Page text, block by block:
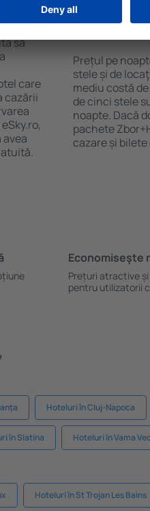
să
care
cazării
Cât costă
Arad?
Prețul pe
stele și de
mediu costă
de cinci stele
noapte. Dacă
pachete
cazare și
Economiseşte
Prețuri atractive
pentru utilizatorii
Hoteluri în Cluj-Napoca
în Slatina Hoteluri în Vama
Hoteluri în St Trojan Les Bains